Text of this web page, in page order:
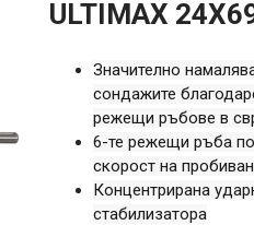
ULTIMAX
Значително
сондажите
режещи ръбове в
6-те режещи ръба
скорост на
Концентрирана
стабилизатора